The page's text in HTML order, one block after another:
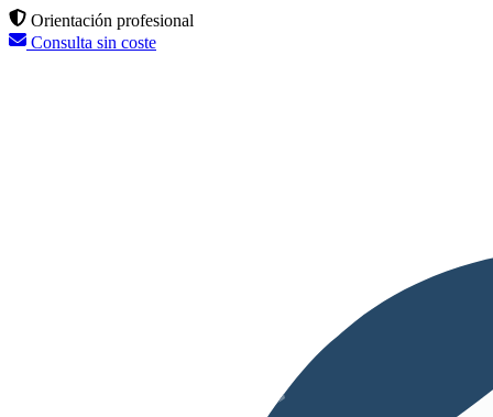
Orientación profesional
Consulta sin coste